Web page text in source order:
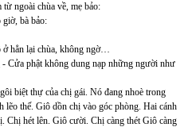
ngoài chùa về, mẹ bảo:
bà bảo:
ở hẳn lại chùa, không ngờ…
Cửa phật không dung nạp những người như
biệt thự của chị gái. Nó đang nhoè trong
lẽo thế. Giô dồn chị vào góc phòng. Hai cánh
Chị hét lên. Giô cười. Chị càng thét Giô càng